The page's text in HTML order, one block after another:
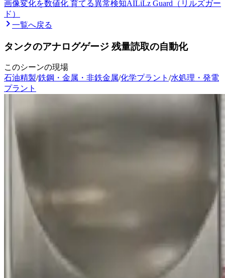
画像変化を数値化 育てる異常検知AILiLz Guard（リルズガー
ド）
一覧へ戻る
タンクのアナログゲージ 残量読取の自動化
このシーンの現場
石油精製/鉄鋼・金属・非鉄金属/化学プラント /水処理・発電
プラント